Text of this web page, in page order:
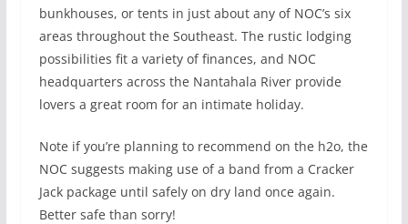
bunkhouses, or tents in just about any of NOC’s six
areas throughout the Southeast. The rustic lodging
possibilities fit a variety of finances, and NOC
headquarters across the Nantahala River provide
lovers a great room for an intimate holiday.
Note if you’re planning to recommend on the h2o, the
NOC suggests making use of a band from a Cracker
Jack package until safely on dry land once again.
Better safe than sorry!